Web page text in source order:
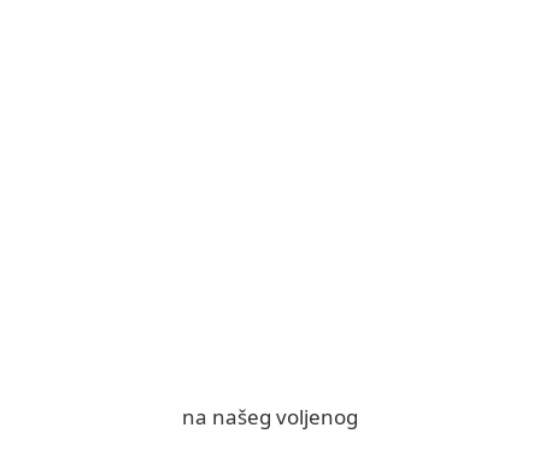
na našeg voljenog